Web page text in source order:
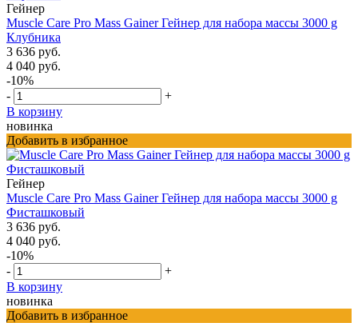
Гейнер
Muscle Care Pro Mass Gainer Гейнер для набора массы 3000 g
Клубника
3 636 руб.
4 040 руб.
-10%
-
+
В корзину
новинка
Добавить в избранное
Гейнер
Muscle Care Pro Mass Gainer Гейнер для набора массы 3000 g
Фисташковый
3 636 руб.
4 040 руб.
-10%
-
+
В корзину
новинка
Добавить в избранное